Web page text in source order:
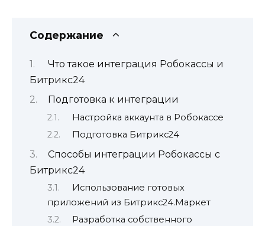
Содержание
Что такое интеграция Робокассы и
Битрикс24
Подготовка к интеграции
Настройка аккаунта в Робокассе
Подготовка Битрикс24
Способы интеграции Робокассы с
Битрикс24
Использование готовых
приложений из Битрикс24.Маркет
Разработка собственного